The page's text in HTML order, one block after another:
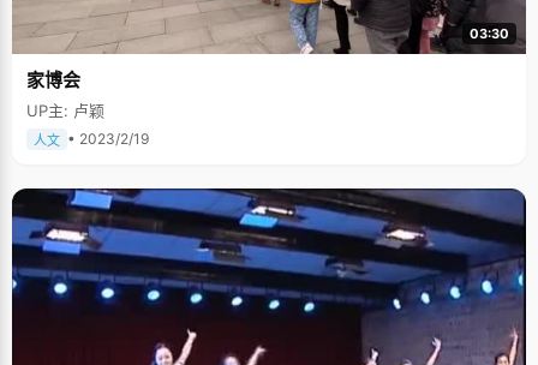
03:30
家博会
UP主: 卢颖
人文 • 2023/2/19